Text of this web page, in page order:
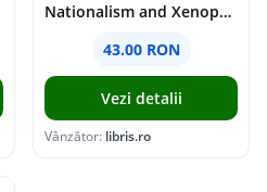
Nationalism and Xenophobia in Post-Soviet Russia - Ioana Madalina Miron
43.00 RON
Vezi detalii
Vânzător: libris.ro